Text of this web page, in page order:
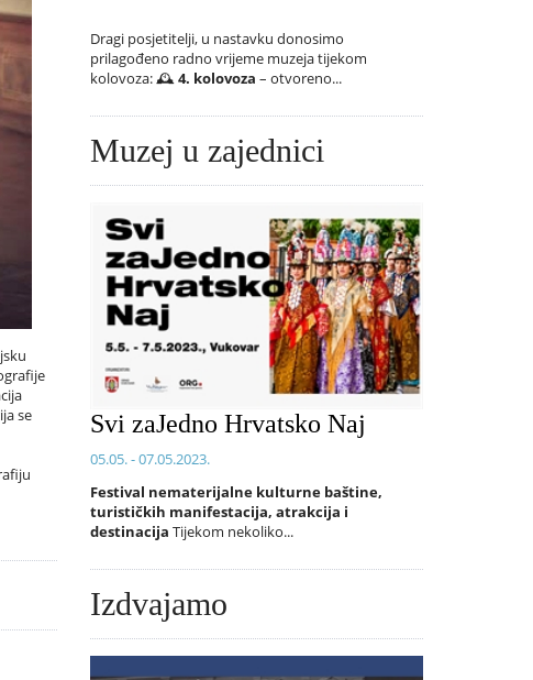
se
Dragi posjetitelji, u nastavku donosimo
prilagođeno radno vrijeme muzeja tijekom
kolovoza: 🕰️4. kolovoza – otvoreno...
Muzej u zajednici
Svi zaJedno Hrvatsko Naj
05.05. - 07.05.2023.
Festival nematerijalne kulturne baštine,
turističkih manifestacija, atrakcija i
destinacija Tijekom nekoliko...
Izdvajamo